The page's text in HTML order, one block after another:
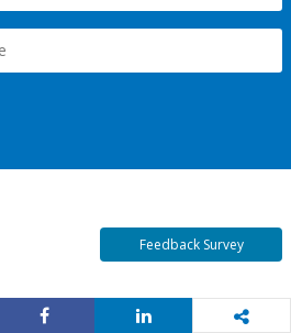
Feedback Survey